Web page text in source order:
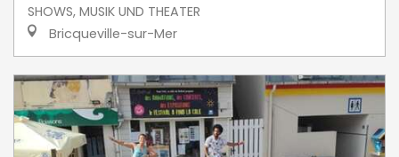
SHOWS, MUSIK UND THEATER
Bricqueville-sur-Mer